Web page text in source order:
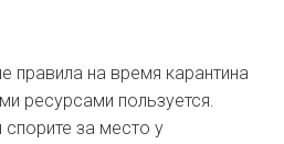
правила на время карантина
ресурсами пользуется.
за место у